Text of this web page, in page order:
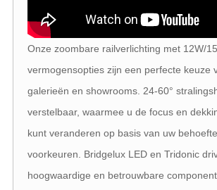
Onze zoombare railverlichting met 12W/
vermogensopties zijn een perfecte keuze
galerieën en showrooms. 24-60°
verstelbaar, waarmee u de focus en
kunt veranderen op basis van uw
voorkeuren. Bridgelux LED en Tridonic
hoogwaardige en betrouwbare